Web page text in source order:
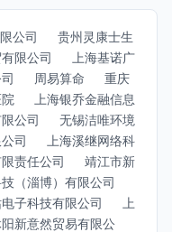
公司
贵州灵康士生
限公司
上海基诺广
周易算命
重庆
上海银乔金融信息
公司
无锡洁唯环境
司
上海溪继网络科
责任公司
靖江市新
（淄博）有限公司
电子科技有限公司
上
新意然贸易有限公